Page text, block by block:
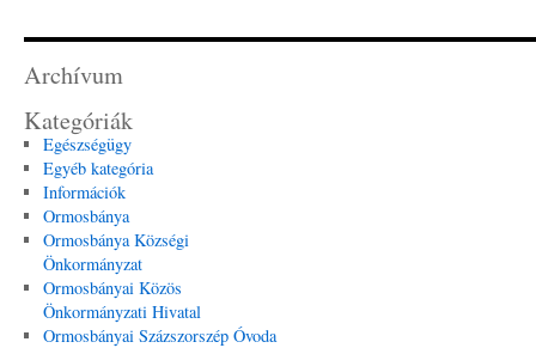
Archívum
Kategóriák
Egészségügy
Egyéb kategória
Információk
Ormosbánya
Ormosbánya Községi
Önkormányzat
Ormosbányai Közös
Önkormányzati Hivatal
Ormosbányai Százszorszép Óvoda